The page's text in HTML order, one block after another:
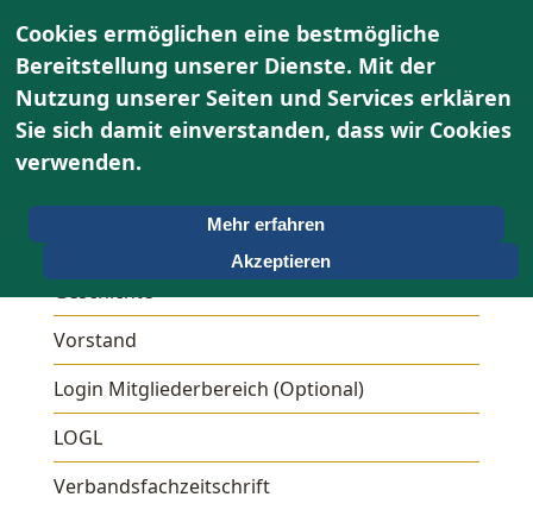
Über uns
Geschichte
Vorstand
Login Mitgliederbereich (Optional)
LOGL
Verbandsfachzeitschrift
Cookies ermöglichen eine bestmögliche
Bereitstellung unserer Dienste. Mit der
Nutzung unserer Seiten und Services erklären
Sie sich damit einverstanden, dass wir Cookies
verwenden.
Mehr erfahren
Akzeptieren